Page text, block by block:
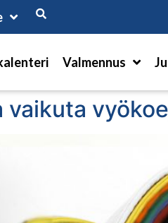
Valmennus
vaikuta